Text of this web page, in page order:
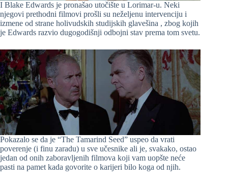
I Blake Edwards je pronašao utočište u Lorimar-u. Neki
njegovi prethodni filmovi prošli su neželjenu intervenciju i
izmene od strane holivudskih studijskih glavešina , zbog kojih
je Edwards razvio dugogodišnji odbojni stav prema tom svetu.
Pokazalo se da je “The Tamarind Seed” uspeo da vrati
poverenje (i finu zaradu) u sve učesnike ali je, svakako, ostao
jedan od onih zaboravljenih filmova koji vam uopšte neće
pasti na pamet kada govorite o karijeri bilo koga od njih.